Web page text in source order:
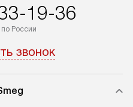
определяется в
в себя снятие
19-36
России
звонок